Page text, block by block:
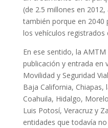
(de 2.5 millones en
también porque en 2040
los vehículos registrados
En ese sentido, la
publicación y entrada en
Movilidad y Seguridad
Baja California, Chiapas,
Coahuila, Hidalgo,
Luis Potosí, Veracruz y
entidades que todavía